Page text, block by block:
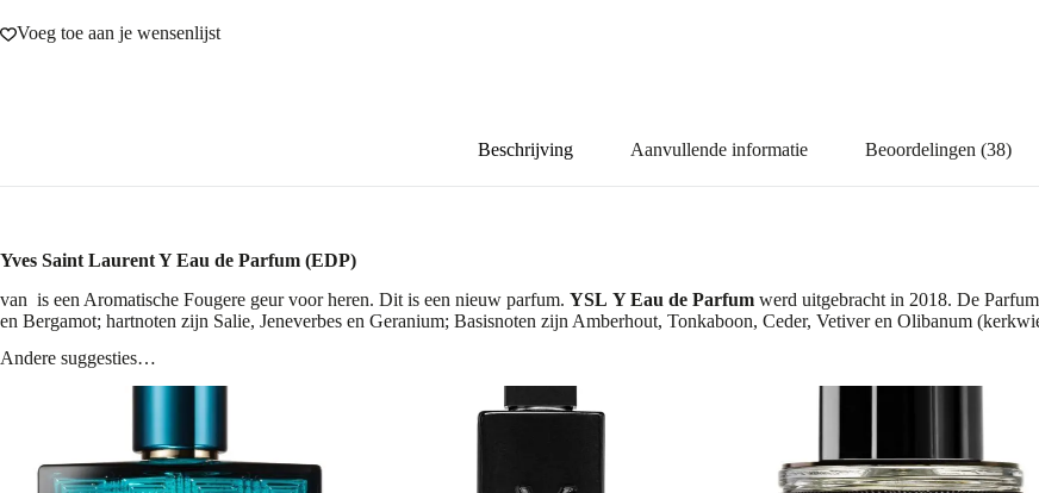
Voeg toe aan je wensenlijst
Beschrijving Aanvullende informatie Beoordelingen (38)
Yves Saint Laurent Y Eau de Parfum (EDP)
van is een Aromatische Fougere geur voor heren. Dit is een nieuw parfum. YSL Y Eau de Parfum werd uitgebracht in 2018. De
en Bergamot; hartnoten zijn Salie, Jeneverbes en Geranium; Basisnoten zijn Amberhout, Tonkaboon, Ceder, Vetiver en Olibanum
Andere suggesties…